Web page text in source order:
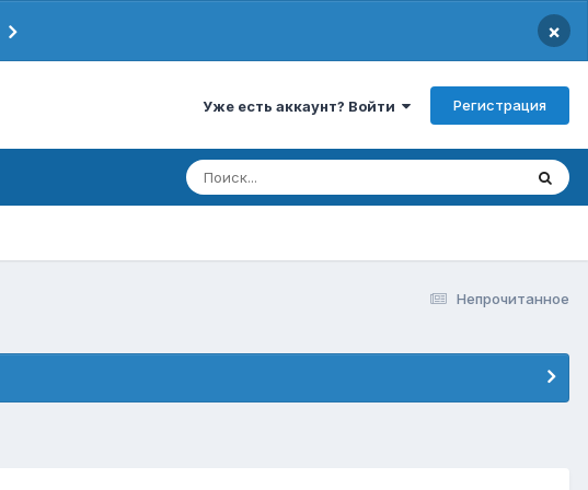
×
Уже есть аккаунт? Войти Регистрация
Непрочитанное